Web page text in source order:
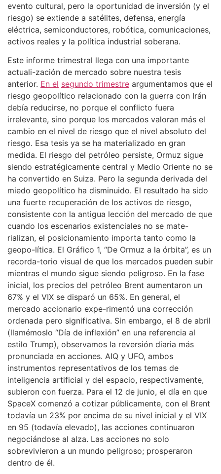
evento cultural, pero la oportunidad de inversión (y el
riesgo) se extiende a satélites, defensa, energía
eléctrica, semiconductores, robótica, comunicaciones,
activos reales y la política industrial soberana.
Este informe trimestral llega con una importante
actuali-zación de mercado sobre nuestra tesis
anterior. En el segundo trimestre argumentamos que el
riesgo geopolítico relacionado con la guerra con Irán
debía reducirse, no porque el conflicto fuera
irrelevante, sino porque los mercados valoran más el
cambio en el nivel de riesgo que el nivel absoluto del
riesgo. Esa tesis ya se ha materializado en gran
medida. El riesgo del petróleo persiste, Ormuz sigue
siendo estratégicamente central y Medio Oriente no se
ha convertido en Suiza. Pero la segunda derivada del
miedo geopolítico ha disminuido. El resultado ha sido
una fuerte recuperación de los activos de riesgo,
consistente con la antigua lección del mercado de que
cuando los escenarios existenciales no se mate-
rializan, el posicionamiento importa tanto como la
geopo-lítica. El Gráfico 1, “De Ormuz a la órbita”, es un
recorda-torio visual de que los mercados pueden subir
mientras el mundo sigue siendo peligroso. En la fase
inicial, los precios del petróleo Brent aumentaron un
67% y el VIX se disparó un 65%. En general, el
mercado accionario expe-rimentó una corrección
ordenada pero significativa. Sin embargo, el 8 de abril
(llamémoslo “Día de inflexión” en una referencia al
estilo Trump), observamos la reversión diaria más
pronunciada en acciones. AIQ y UFO, ambos
instrumentos representativos de los temas de
inteligencia artificial y del espacio, respectivamente,
subieron con fuerza. Para el 12 de junio, el día en que
SpaceX comenzó a cotizar públicamente, con el Brent
todavía un 23% por encima de su nivel inicial y el VIX
en 95 (todavía elevado), las acciones continuaron
negociándose al alza. Las acciones no solo
sobrevivieron a un mundo peligroso; prosperaron
dentro de él.